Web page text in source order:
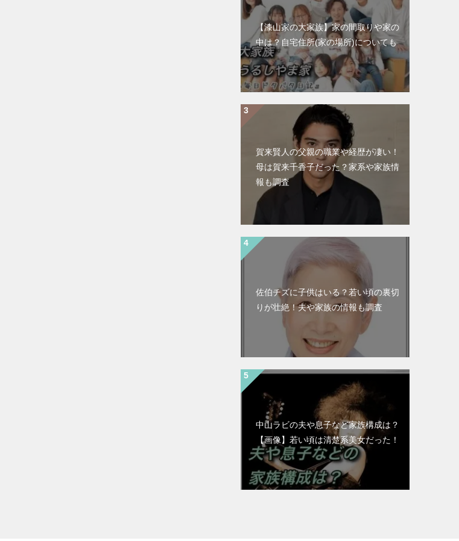
【漆山家の大家族】家の間取りや家の
中は？自宅住所(家の場所)についても
賀来賢人の父親の職業や経歴が凄い！
母は賀来千香子だった？家系や家族情
報も調査
佐伯チズに子供はいる？若い頃の裏切
りが壮絶！夫や家族の情報も調査
中山ラビの夫や息子など家族構成は？
【画像】若い頃は清楚系美女だった！